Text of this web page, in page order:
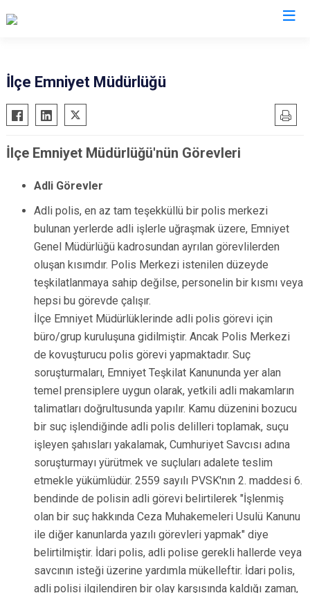
Ahmetli
Akhisar
Alaşehir
Gördes
Köprübaşı
Saruhanlı
Turgutlu
Şehzadeler
Yunusemre
İlçe Emniyet Müdürlüğü
İlçe Emniyet Müdürlüğü'nün Görevleri
Adli Görevler
Adli polis, en az tam teşekküllü bir polis merkezi
bulunan yerlerde adli işlerle uğraşmak üzere, Emniyet
Genel Müdürlüğü kadrosundan ayrılan görevlilerden
oluşan kısımdır. Polis Merkezi istenilen düzeyde
teşkilatlanmaya sahip değilse, personelin bir kısmı veya
hepsi bu görevde çalışır.
İlçe Emniyet Müdürlüklerinde adli polis görevi için
büro/grup kuruluşuna gidilmiştir. Ancak Polis Merkezi
de kovuşturucu polis görevi yapmaktadır. Suç
soruşturmaları, Emniyet Teşkilat Kanununda yer alan
temel prensiplere uygun olarak, yetkili adli makamların
talimatları doğrultusunda yapılır. Kamu düzenini bozucu
bir suç işlendiğinde adli polis delilleri toplamak, suçu
işleyen şahısları yakalamak, Cumhuriyet Savcısı adına
soruşturmayı yürütmek ve suçluları adalete teslim
etmekle yükümlüdür. 2559 sayılı PVSK'nın 2. maddesi 6.
bendinde de polisin adli görevi belirtilerek "İşlenmiş
olan bir suç hakkında Ceza Muhakemeleri Usulü Kanunu
ile diğer kanunlarda yazılı görevleri yapmak" diye
belirtilmiştir. İdari polis, adli polise gerekli hallerde veya
savcının isteği üzerine yardımla mükelleftir. İdari polis,
adli polisi ilgilendiren bir olay karşısında kaldığı zaman,